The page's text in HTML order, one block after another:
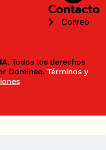
Contacto
Correo
. Todos los derechos
Domineo. Términos y